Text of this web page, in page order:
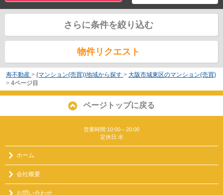
さらに条件を絞り込む
物件リクエスト
寿不動産 > (マンション(売買))地域から探す > 大阪市城東区のマンション(売買)
> 4ページ目
ページトップに戻る
営業時間:10:00～20:00
定休日:水
ホーム
会社概要
お問い合わせ